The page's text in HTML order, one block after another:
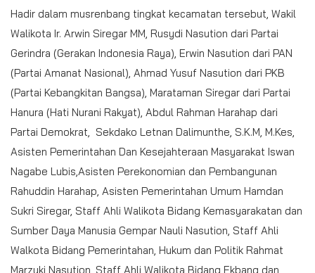
Hadir dalam musrenbang tingkat kecamatan tersebut, Wakil
Walikota Ir. Arwin Siregar MM, Rusydi Nasution dari Partai
Gerindra (Gerakan Indonesia Raya), Erwin Nasution dari PAN
(Partai Amanat Nasional), Ahmad Yusuf Nasution dari PKB
(Partai Kebangkitan Bangsa), Marataman Siregar dari Partai
Hanura (Hati Nurani Rakyat), Abdul Rahman Harahap dari
Partai Demokrat, Sekdako Letnan Dalimunthe, S.K.M, M.Kes,
Asisten Pemerintahan Dan Kesejahteraan Masyarakat Iswan
Nagabe Lubis,Asisten Perekonomian dan Pembangunan
Rahuddin Harahap, Asisten Pemerintahan Umum Hamdan
Sukri Siregar, Staff Ahli Walikota Bidang Kemasyarakatan dan
Sumber Daya Manusia Gempar Nauli Nasution, Staff Ahli
Walkota Bidang Pemerintahan, Hukum dan Politik Rahmat
Marzuki Nasution, Staff Ahli Walikota Bidang Ekbang dan